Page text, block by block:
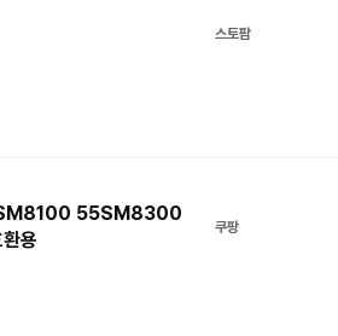
스토팜
55SM8300
용
쿠팡